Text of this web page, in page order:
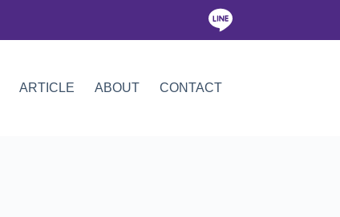
ARTICLE ABOUT CONTACT